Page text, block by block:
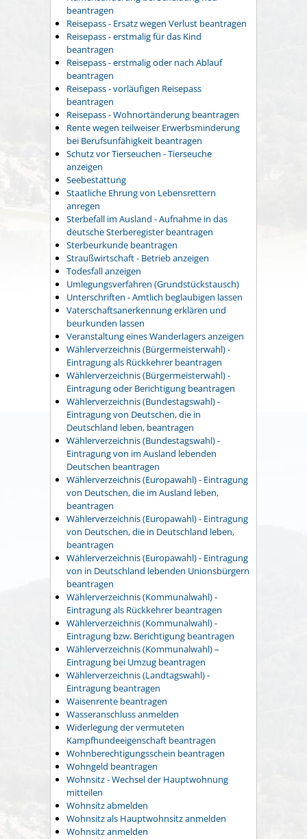
beantragen
Reisepass - Ersatz wegen Verlust beantragen
Reisepass - erstmalig für das Kind
beantragen
Reisepass - erstmalig oder nach Ablauf
beantragen
Reisepass - vorläufigen Reisepass
beantragen
Reisepass - Wohnortänderung beantragen
Rente wegen teilweiser Erwerbsminderung
bei Berufsunfähigkeit beantragen
Schutz vor Tierseuchen - Tierseuche
anzeigen
Seebestattung
Staatliche Ehrung von Lebensrettern
anregen
Sterbefall im Ausland - Aufnahme in das
deutsche Sterberegister beantragen
Sterbeurkunde beantragen
Straußwirtschaft - Betrieb anzeigen
Todesfall anzeigen
Umlegungsverfahren (Grundstückstausch)
Unterschriften - Amtlich beglaubigen lassen
Vaterschaftsanerkennung erklären und
beurkunden lassen
Veranstaltung eines Wanderlagers anzeigen
Wählerverzeichnis (Bürgermeisterwahl) -
Eintragung als Rückkehrer beantragen
Wählerverzeichnis (Bürgermeisterwahl) -
Eintragung oder Berichtigung beantragen
Wählerverzeichnis (Bundestagswahl) -
Eintragung von Deutschen, die in
Deutschland leben, beantragen
Wählerverzeichnis (Bundestagswahl) -
Eintragung von im Ausland lebenden
Deutschen beantragen
Wählerverzeichnis (Europawahl) - Eintragung
von Deutschen, die im Ausland leben,
beantragen
Wählerverzeichnis (Europawahl) - Eintragung
von Deutschen, die in Deutschland leben,
beantragen
Wählerverzeichnis (Europawahl) - Eintragung
von in Deutschland lebenden Unionsbürgern
beantragen
Wählerverzeichnis (Kommunalwahl) -
Eintragung als Rückkehrer beantragen
Wählerverzeichnis (Kommunalwahl) -
Eintragung bzw. Berichtigung beantragen
Wählerverzeichnis (Kommunalwahl) –
Eintragung bei Umzug beantragen
Wählerverzeichnis (Landtagswahl) -
Eintragung beantragen
Waisenrente beantragen
Wasseranschluss anmelden
Widerlegung der vermuteten
Kampfhundeeigenschaft beantragen
Wohnberechtigungsschein beantragen
Wohngeld beantragen
Wohnsitz - Wechsel der Hauptwohnung
mitteilen
Wohnsitz abmelden
Wohnsitz als Hauptwohnsitz anmelden
Wohnsitz anmelden